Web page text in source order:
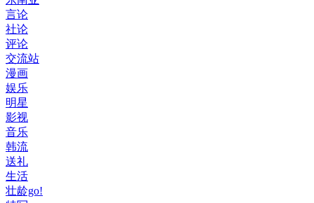
言论
社论
评论
交流站
漫画
娱乐
明星
影视
音乐
韩流
送礼
生活
壮龄go!